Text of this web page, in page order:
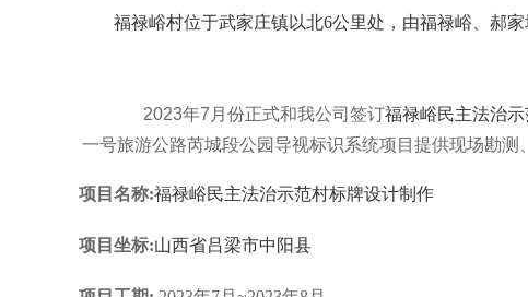
福禄峪村位于武家庄镇以北6公里处，由福禄峪、郝家
2023年7月份正式和我公司签订福禄峪民主法治
一号旅游公路芮城段公园导视标识系统项目提供现场勘测
项目名称:福禄峪民主法治示范村标牌设计制作
项目坐标:山西省吕梁市中阳县